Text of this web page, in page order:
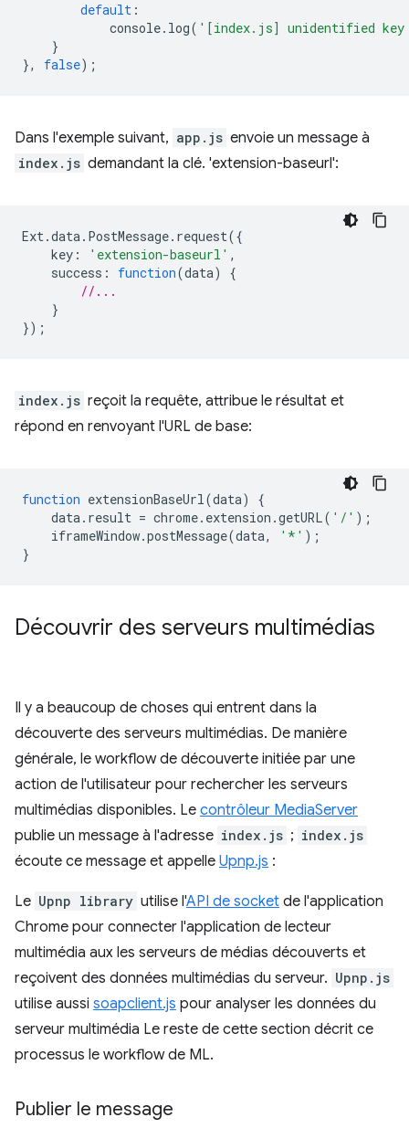
default :
console. log( '[index.js] unidentified key
}
},
false);
Dans l'exemple suivant, app.js envoie un message à
index.js demandant la clé. 'extension-baseurl':
Ext.data. PostMessage. request({
key : 'extension-baseurl' ,
success : function(data)
{
//...
}
});
index.js reçoit la requête, attribue le résultat et
répond en renvoyant l'URL de base:
function extensionBaseUrl(data)
{
data. result = chrome. extension .getURL( '/' );
iframeWindow.postMessage(data, '*' );
}
Découvrir des serveurs multimédias
Il y a beaucoup de choses qui entrent dans la
découverte des serveurs multimédias. De manière
générale, le workflow de découverte initiée par une
action de l'utilisateur pour rechercher les serveurs
multimédias disponibles. Le contrôleur MediaServer
publie un message à l'adresse index.js ; index.js
écoute ce message et appelle Upnp.js :
Le Upnp library utilise l'API de socket de l'application
Chrome pour connecter l'application de lecteur
multimédia aux les serveurs de médias découverts et
reçoivent des données multimédias du serveur. Upnp.js
utilise aussi soapclient.js pour analyser les données du
serveur multimédia Le reste de cette section décrit ce
processus le workflow de ML.
Publier le message